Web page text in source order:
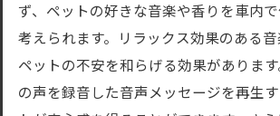
ず、ペットの好きな音楽や香りを車内
考えられます。リラックス効果のある音
ペットの不安を和らげる効果がありま
の声を録音した音声メッセージを再生